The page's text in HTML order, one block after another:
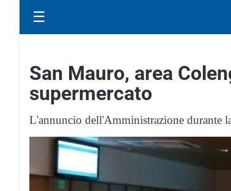
☰
San Mauro, area
supermercato
L'annuncio dell'Amministrazione durante